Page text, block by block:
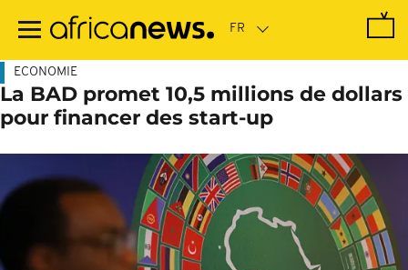
contenu
ECONOMIE
La BAD promet 10,5 millions de dollars
pour financer des start-up